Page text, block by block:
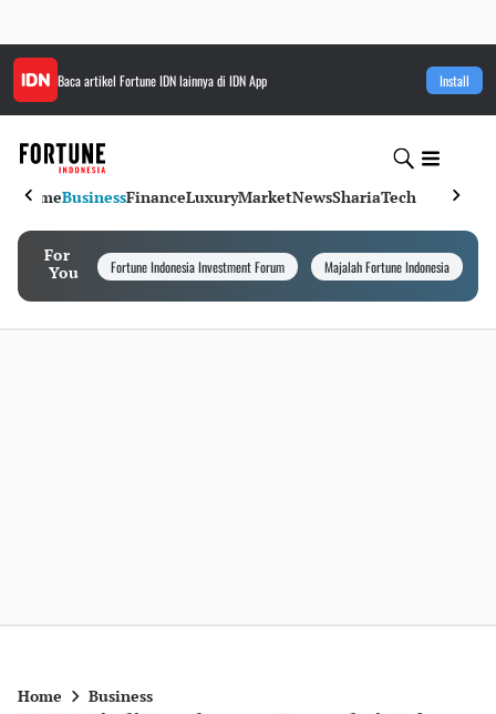
Baca artikel Fortune IDNlainnya di IDN App Install
HomeBusinessFinanceLuxuryMarketNewsShariaTech
For
You
Fortune Indonesia Investment Forum Majalah Fortune Indonesia
Home Business